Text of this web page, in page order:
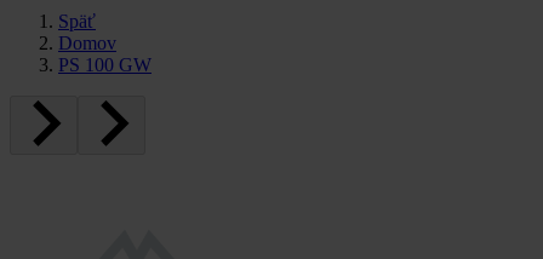
Späť
Domov
PS 100 GW